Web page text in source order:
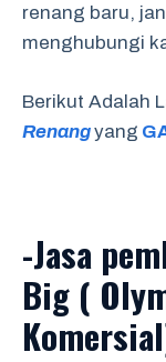
renang baru,
menghubungi
Berikut Adalah
Renangyang
-Jasa
Big (